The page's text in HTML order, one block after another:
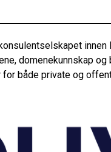
innen
domenekunnskap
både private og